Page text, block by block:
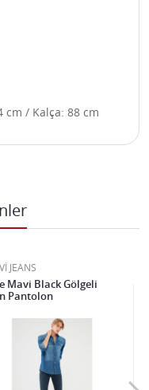
cm / Kalça: 88 cm
JEANS
Mavi Black Gölgeli
Pantolon